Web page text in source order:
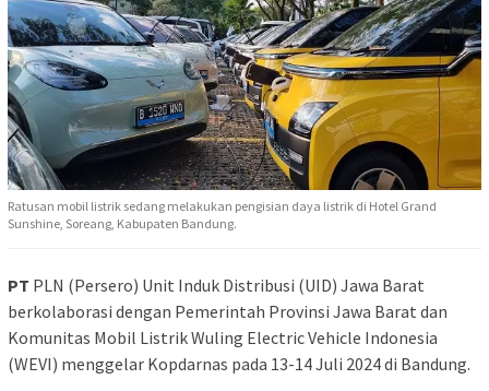
Ratusan mobil listrik sedang melakukan pengisian daya listrik di Hotel Grand
Sunshine, Soreang, Kabupaten Bandung.
PT PLN (Persero) Unit Induk Distribusi (UID) Jawa Barat
berkolaborasi dengan Pemerintah Provinsi Jawa Barat dan
Komunitas Mobil Listrik Wuling Electric Vehicle Indonesia
(WEVI) menggelar Kopdarnas pada 13-14 Juli 2024 di Bandung.